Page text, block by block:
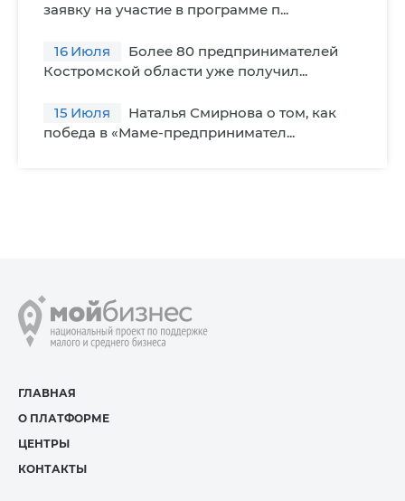
заявку на участие в программе п...
16 Июля
Более 80 предпринимателей
Костромской области уже получил...
15 Июля
Наталья Смирнова о том, как
победа в «Маме-предпринимател...
ГЛАВНАЯ
О ПЛАТФОРМЕ
ЦЕНТРЫ
КОНТАКТЫ